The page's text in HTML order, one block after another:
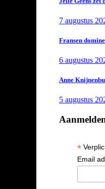
7 augustus
Fransen
6 augustus
Anne
5 augustus
*
Email